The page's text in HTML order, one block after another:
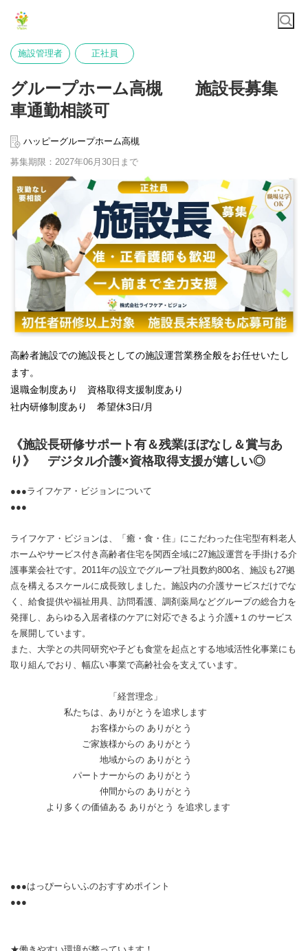
施設管理者 正社員
グループホーム高槻 施設長募集
車通勤相談可
ハッピーグループホーム高槻
募集期限：2027年06月30日まで
高齢者施設での施設長としての施設運営業務全般をお任せいたし
ます。
退職金制度あり 資格取得支援制度あり
社内研修制度あり 希望休3日/月
《施設長研修サポート有＆残業ほぼなし＆賞与あ
り》 デジタル介護×資格取得支援が嬉しい◎
●●●ライフケア・ビジョンについて
●●●
ライフケア・ビジョンは、「癒・食・住」にこだわった住宅型有料老人
ホームやサービス付き高齢者住宅を関西全域に27施設運営を手掛ける介
護事業会社です。2011年の設立でグループ社員数約800名、施設も27拠
点を構えるスケールに成長致しました。施設内の介護サービスだけでな
く、給食提供や福祉用具、訪問看護、調剤薬局などグループの総合力を
発揮し、あらゆる入居者様のケアに対応できるよう介護+１のサービス
を展開しています。
また、大学との共同研究や子ども食堂を起点とする地域活性化事業にも
取り組んでおり、幅広い事業で高齢社会を支えています。
「経営理念」
私たちは、ありがとうを追求します
お客様からの ありがとう
ご家族様からの ありがとう
地域からの ありがとう
パートナーからの ありがとう
仲間からの ありがとう
より多くの価値ある ありがとう を追求します
●●●はっぴーらいふのおすすめポイント
●●●